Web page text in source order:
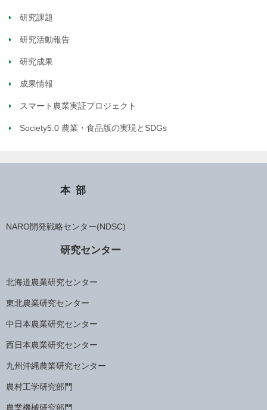
研究課題
研究活動報告
研究成果
成果情報
スマート農業実証プロジェクト
Society5.0 農業・食品版の実現とSDGs
本部
NARO開発戦略センター(NDSC)
研究センター
北海道農業研究センター
東北農業研究センター
中日本農業研究センター
西日本農業研究センター
九州沖縄農業研究センター
農村工学研究部門
農業機械研究部門